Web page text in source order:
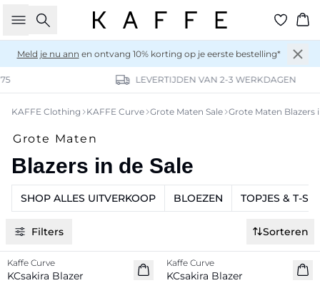
Zoeken
Meld je nu ann en ontvang 10% korting op je eerste bestelling*
LEVERTIJDEN VAN 2-3 WERKDAGEN
KAFFE Clothing KAFFE Curve Grote Maten Sale Grote Maten Blazers
Blazers in de Sale
Grote Maten
SHOP ALLES UITVERKOOP BLOEZEN TOPJES & T-
Filters Sorteren
-40%
Kaffe Curve
KCsakira Blazer
Kaffe Curve
KCsakira Blazer